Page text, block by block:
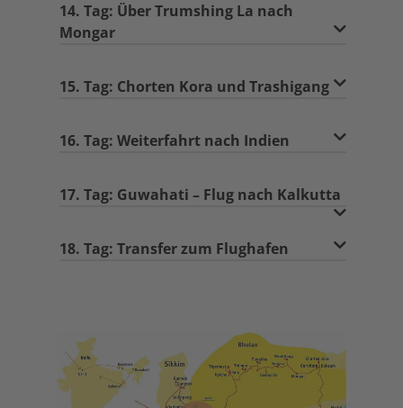
14. Tag: Über Trumshing La nach
Mongar
15. Tag: Chorten Kora und Trashigang
16. Tag: Weiterfahrt nach Indien
17. Tag: Guwahati – Flug nach Kalkutta
18. Tag: Transfer zum Flughafen